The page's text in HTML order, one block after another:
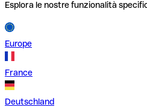
Esplora le nostre funzionalità
Europe
France
Deutschland